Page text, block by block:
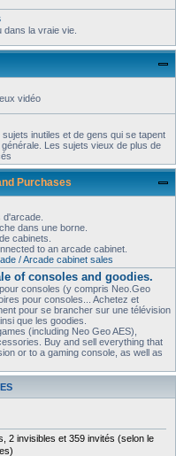
la vraie vie.
vidéo
inutiles et de gens qui se tapent
Les sujets vieux de plus de
Purchases
dans une borne.
cabinets.
to an arcade cabinet.
/ Arcade cabinet sales
of consoles and goodies.
consoles (y compris Neo.Geo
pour consoles... Achetez et
pour se brancher sur une télévision
que les goodies.
(including Neo Geo AES),
Buy and sell everything that
or to a gaming console, as well as
2 invisibles et 359 invités (selon le